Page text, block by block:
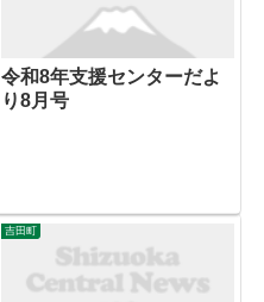
令和8年支援センターだよ
り8月号
吉田町